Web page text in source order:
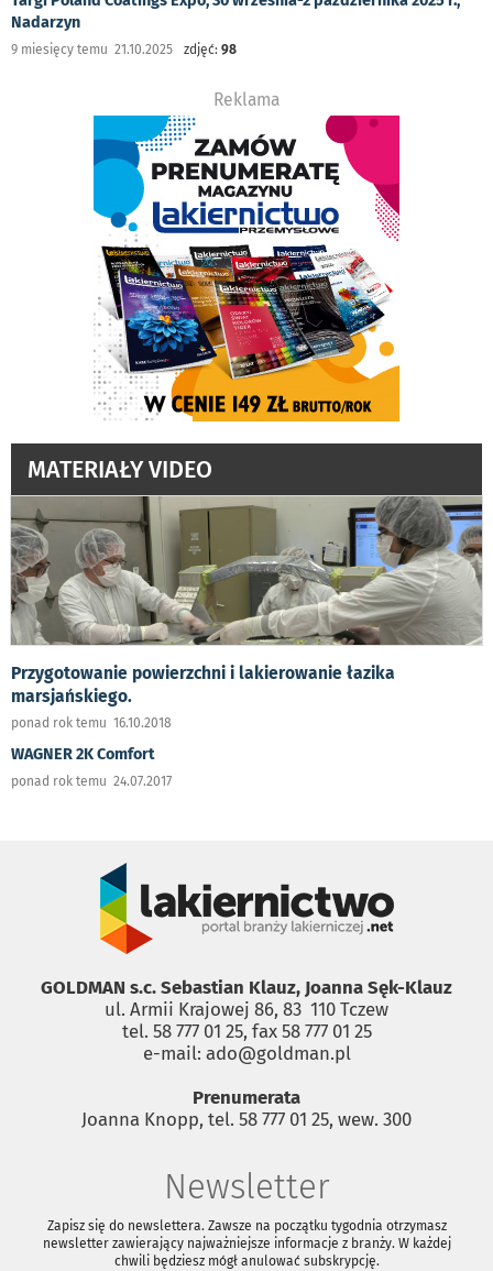
Nadarzyn
9 miesięcy temu 21.10.2025 zdjęć: 98
Reklama
MATERIAŁY VIDEO
Przygotowanie powierzchni i lakierowanie łazika
marsjańskiego.
ponad rok temu 16.10.2018
WAGNER 2K Comfort
ponad rok temu 24.07.2017
GOLDMAN s.c. Sebastian Klauz, Joanna Sęk-Klauz
ul. Armii Krajowej 86, 83 ­ 110 Tczew
tel. 58 777 01 25, fax 58 777 01 25
e-mail: ado@goldman.pl
Prenumerata
Joanna Knopp, tel. 58 777 01 25, wew. 300
Newsletter
Zapisz się do newslettera. Zawsze na początku tygodnia otrzymasz
newsletter zawierający najważniejsze informacje z branży. W każdej
chwili będziesz mógł anulować subskrypcję.